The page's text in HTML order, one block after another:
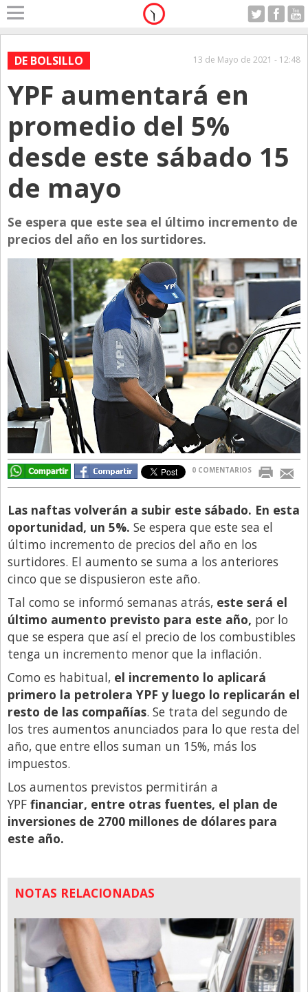
Home
A Motor
Alerta
Anticipo
Campo
Carrera & Emprendedores
Club House
Con Estilo
Diarios de Argentina
Diarios del Mundo
Directivos
Ecología y Ambiente
Economía
El Experto
El Innovador
El Precio Que Yo Ví
Entrevista
Finanzas
Gastronomia
Internacionales
La Opinión del Director
Legales
Libro de Quejas
Medios
Millonarios
Minuto Lanzamiento
Negocios
Opinion
País
Política
Publicidad y Marketing
Responsabilidad Social
Santa Fe
Show Business
Sociedad
Viernes 07.08.2026
DE BOLSILLO 13 de Mayo de 2021 - 12:48
YPF aumentará en
promedio del 5%
desde este sábado 15
de mayo
Se espera que este sea el último incremento de
precios del año en los surtidores.
0 COMENTARIOS
Las naftas volverán a subir este sábado. En esta
oportunidad, un 5%. Se espera que este sea el
último incremento de precios del año en los
surtidores. El aumento se suma a los anteriores
cinco que se dispusieron este año.
Tal como se informó semanas atrás, este será el
último aumento previsto para este año, por lo
que se espera que así el precio de los combustibles
tenga un incremento menor que la inflación.
Como es habitual, el incremento lo aplicará
primero la petrolera YPF y luego lo replicarán el
resto de las compañías. Se trata del segundo de
los tres aumentos anunciados para lo que resta del
año, que entre ellos suman un 15%, más los
impuestos.
Los aumentos previstos permitirán a
YPF financiar, entre otras fuentes, el plan de
inversiones de 2700 millones de dólares para
este año.
NOTAS RELACIONADAS